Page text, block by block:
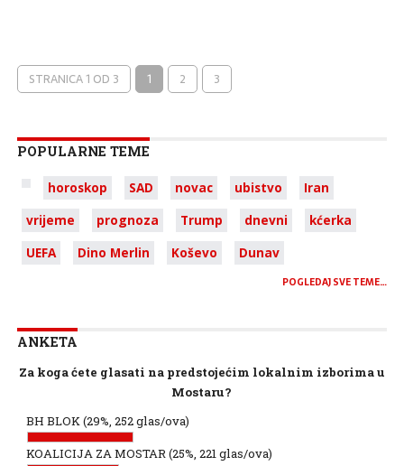
STRANICA 1 OD 3 1 2 3
POPULARNE TEME
horoskop SAD novac ubistvo
Iran
vrijeme
prognoza Trump dnevni
kćerka
UEFA
Dino Merlin Koševo Dunav
POGLEDAJ SVE TEME…
ANKETA
Za koga ćete glasati na predstojećim lokalnim izborima u
Mostaru?
BH BLOK(29%, 252 glas/ova)
KOALICIJA ZA MOSTAR(25%, 221 glas/ova)